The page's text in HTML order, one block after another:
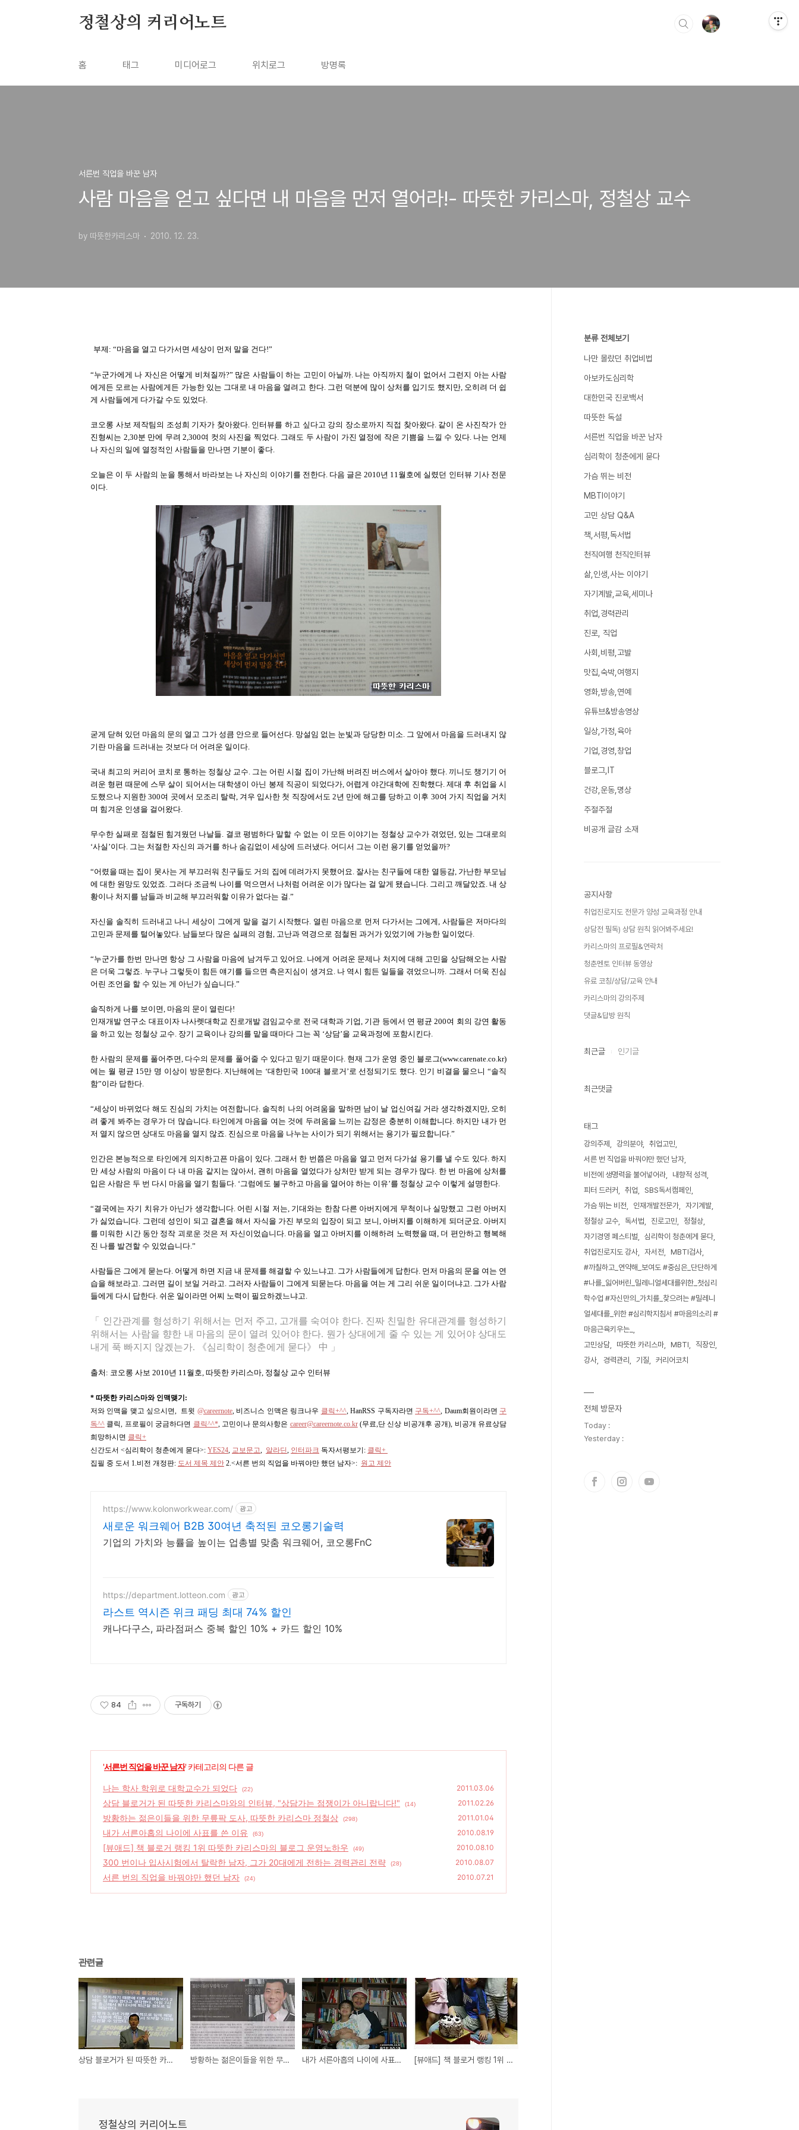
정철상의 커리어노트
홈 태그 미디어로그 위치로그 방명록
서른번 직업을 바꾼 남자
사람 마음을 얻고 싶다면 내 마음을 먼저 열어라!- 따뜻한 카리스마, 정철상 교수
by 따뜻한카리스마 2010. 12. 23.
부제: “마음을 열고 다가서면 세상이 먼저 말을 건다!”
“누군가에게 나 자신은 어떻게 비쳐질까?” 많은 사람들이 하는 고민이 아닐까. 나는 아직까지 철이 없어서 그런지 아는 사람
에게든 모르는 사람에게든 가능한 있는 그대로 내 마음을 열려고 한다. 그런 덕분에 많이 상처를 입기도 했지만, 오히려 더 쉽
게 사람들에게 다가갈 수도 있었다.
코오롱 사보 제작팀의 조성희 기자가 찾아왔다. 인터뷰를 하고 싶다고 강의 장소로까지 직접 찾아왔다. 같이 온 사진작가 안
진형씨는 2,30분 만에 무려 2,300여 컷의 사진을 찍었다. 그래도 두 사람이 가진 열정에 작은 기쁨을 느낄 수 있다. 나는 언제
나 자신의 일에 열정적인 사람들을 만나면 기분이 좋다.
오늘은 이 두 사람의 눈을 통해서 바라보는 나 자신의 이야기를 전한다. 다음 글은 2010년 11월호에 실렸던 인터뷰 기사 전문
이다.
굳게 닫혀 있던 마음의 문의 열고 그가 성큼 안으로 들어선다. 망설임 없는 눈빛과 당당한 미소. 그 앞에서 마음을 드러내지 않
기란 마음을 드러내는 것보다 더 어려운 일이다.
국내 최고의 커리어 코치로 통하는 정철상 교수. 그는 어린 시절 집이 가난해 버려진 버스에서 살아야 했다. 끼니도 챙기기 어
려운 형편 때문에 스무 살이 되어서는 대학생이 아닌 봉제 직공이 되었다가, 어렵게 야간대학에 진학했다. 제대 후 취업을 시
도했으나 지원한 300여 곳에서 모조리 탈락, 겨우 입사한 첫 직장에서도 2년 만에 해고를 당하고 이후 30여 가지 직업을 거치
며 힘겨운 인생을 걸어왔다.
무수한 실패로 점철된 힘겨웠던 나날들. 결코 평범하다 말할 수 없는 이 모든 이야기는 정철상 교수가 겪었던, 있는 그대로의
‘사실’이다. 그는 처절한 자신의 과거를 하나 숨김없이 세상에 드러냈다. 어디서 그는 이런 용기를 얻었을까?
“어렸을 때는 집이 못사는 게 부끄러워 친구들도 거의 집에 데려가지 못했어요. 잘사는 친구들에 대한 열등감, 가난한 부모님
에 대한 원망도 있었죠. 그러다 조금씩 나이를 먹으면서 나처럼 어려운 이가 많다는 걸 알게 됐습니다. 그리고 깨달았죠. 내 상
황이나 처지를 남들과 비교해 부끄러워할 이유가 없다는 걸.”
자신을 솔직히 드러내고 나니 세상이 그에게 말을 걸기 시작했다. 열린 마음으로 먼저 다가서는 그에게, 사람들은 저마다의
고민과 문제를 털어놓았다. 남들보다 많은 실패의 경험, 고난과 역경으로 점철된 과거가 있었기에 가능한 일이었다.
“누군가를 한번 만나면 항상 그 사람을 마음에 남겨두고 있어요. 나에게 어려운 문제나 처지에 대해 고민을 상담해오는 사람
은 더욱 그렇죠. 누구나 그렇듯이 힘든 얘기를 들으면 측은지심이 생겨요. 나 역시 힘든 일들을 겪었으니까. 그래서 더욱 진심
어린 조언을 할 수 있는 게 아닌가 싶습니다.”
솔직하게 나를 보이면, 마음의 문이 열린다!
인재개발 연구소 대표이자 나사렛대학교 진로개발 겸임교수로 전국 대학과 기업, 기관 등에서 연 평균 200여 회의 강연 활동
을 하고 있는 정철상 교수. 장기 교육이나 강의를 맡을 때마다 그는 꼭 ‘상담’을 교육과정에 포함시킨다.
한 사람의 문제를 풀어주면, 다수의 문제를 풀어줄 수 있다고 믿기 때문이다. 현재 그가 운영 중인 블로그(www.carenate.co.kr)
에는 월 평균 15만 명 이상이 방문한다. 지난해에는 ‘대한민국 100대 블로거’로 선정되기도 했다. 인기 비결을 물으니 “솔직
함”이라 답한다.
“세상이 바뀌었다 해도 진심의 가치는 여전합니다. 솔직히 나의 어려움을 말하면 남이 날 업신여길 거라 생각하겠지만, 오히
려 좋게 봐주는 경우가 더 많습니다. 타인에게 마음을 여는 것에 두려움을 느끼는 감정은 충분히 이해합니다. 하지만 내가 먼
저 열지 않으면 상대도 마음을 열지 않죠. 진심으로 마음을 나누는 사이가 되기 위해서는 용기가 필요합니다.”
인간은 본능적으로 타인에게 의지하고픈 마음이 있다. 그래서 한 번쯤은 마음을 열고 먼저 다가설 용기를 낼 수도 있다. 하지
만 세상 사람의 마음이 다 내 마음 같지는 않아서, 괜히 마음을 열었다가 상처만 받게 되는 경우가 많다. 한 번 마음에 상처를
입은 사람은 두 번 다시 마음을 열기 힘들다. ‘그럼에도 불구하고 마음을 열어야 하는 이유’를 정철상 교수 이렇게 설명한다.
“결국에는 자기 치유가 아닌가 생각합니다. 어린 시절 저는, 기대와는 한참 다른 아버지에게 무척이나 실망했고 그런 아버지
가 싫었습니다. 그런데 성인이 되고 결혼을 해서 자식을 가진 부모의 입장이 되고 보니, 아버지를 이해하게 되더군요. 아버지
를 미워한 시간 동안 정작 괴로운 것은 저 자신이었습니다. 마음을 열고 아버지를 이해하려 노력했을 때, 더 편안하고 행복해
진 나를 발견할 수 있었습니다.”
사람들은 그에게 묻는다. 어떻게 하면 지금 내 문제를 해결할 수 있느냐고. 그가 사람들에게 답한다. 먼저 마음의 문을 여는 연
습을 해보라고. 그러면 길이 보일 거라고. 그러자 사람들이 그에게 되묻는다. 마음을 여는 게 그리 쉬운 일이더냐고. 그가 사람
들에게 다시 답한다. 쉬운 일이라면 어찌 노력이 필요하겠느냐고.
「 인간관계를 형성하기 위해서는 먼저 주고, 고개를 숙여야 한다. 진짜 친밀한 유대관계를 형성하기
위해서는 사람을 향한 내 마음의 문이 열려 있어야 한다. 뭔가 상대에게 줄 수 있는 게 있어야 상대도
내게 푹 빠지지 않겠는가. 《심리학이 청춘에게 묻다》 中 」
출처: 코오롱 사보 2010년 11월호, 따뜻한 카리스마, 정철상 교수 인터뷰
* 따뜻한 카리스마와 인맥맺기:
저와 인맥을 맺고 싶으시면, 트윗 @careernote, 비즈니스 인맥은 링크나우 클릭+^^,HanRSS 구독자라면 구독+^^, Daum회원이라면 구
독^^ 클릭, 프로필이 궁금하다면 클릭^^*, 고민이나 문의사항은 career@careernote.co.kr(무료,단 신상 비공개후 공개), 비공개 유료상담
희망하시면 클릭+
신간도서 <심리학이 청춘에게 묻다>: YES24, 교보문고, 알라딘, 인터파크 독자서평보기: 클릭+
집필 중 도서 1.비전 개정판: 도서 제목 제안 2.<서른 번의 직업을 바꿔야만 했던 남자>: 원고 제안
https://www.kolonworkwear.com/ 광고
새로운 워크웨어 B2B 30여년 축적된 코오롱기술력
기업의 가치와 능률을 높이는 업총별 맞춤 워크웨어, 코오롱FnC
https://department.lotteon.com 광고
라스트 역시즌 위크 패딩 최대 74% 할인
캐나다구스, 파라점퍼스 중복 할인 10% + 카드 할인 10%
84 구독하기
'서른번 직업을 바꾼 남자' 카테고리의 다른 글
나는 학사 학위로 대학교수가 되었다 (22) 2011.03.06
상담 블로거가 된 따뜻한 카리스마와의 인터뷰, "상담가는 점쟁이가 아니랍니다!" (14) 2011.02.26
방황하는 젊은이들을 위한 무릎팍 도사, 따뜻한 카리스마 정철상 (298) 2011.01.04
내가 서른아홉의 나이에 사표를 쓴 이유 (63) 2010.08.19
[뷰애드] 책 블로거 랭킹 1위 따뜻한 카리스마의 블로그 운영노하우 (49) 2010.08.10
300 번이나 입사시험에서 탈락한 남자, 그가 20대에게 전하는 경력관리 전략 (28) 2010.08.07
서른 번의 직업을 바꿔야만 했던 남자 (24) 2010.07.21
관련글
상담 블로거가 된 따뜻한 카리스마와의 인터뷰, "상담가는 점쟁이가 아니랍니다!" 방황하는 젊은이들을 위한 무릎팍 도사, 따뜻한 카리스마 정철상 내가 서른아홉의 나이에 사표를 쓴 이유 [뷰애드] 책 블로거 랭킹 1위 따뜻한 카리스마의 블로그 운영노하우
정철상의 커리어노트
분류 전체보기
나만 몰랐던 취업비법
아보카도심리학
대한민국 진로백서
따뜻한 독설
서른번 직업을 바꾼 남자
심리학이 청춘에게 묻다
가슴 뛰는 비전
MBTI이야기
고민 상담 Q&A
책,서평,독서법
천직여행 천직인터뷰
삶,인생,사는 이야기
자기계발,교육,세미나
취업,경력관리
진로, 직업
사회,비평,고발
맛집,숙박,여행지
영화,방송,연예
유튜브&방송영상
일상,가정,육아
기업,경영,창업
블로그,IT
건강,운동,명상
주절주절
비공개 글감 소재
공지사항
취업진로지도 전문가 양성 교육과정 안내
상담전 필독) 상담 원칙 읽어봐주세요!
카리스마의 프로필&연락처
청춘멘토 인터뷰 동영상
유료 코칭/상담/교육 안내
카리스마의 강의주제
댓글&답방 원칙
최근글 인기글
최근댓글
태그
강의주제 강의분야
취업고민
서른 번 직업을 바꿔야만 했던 남자
비전에 생명력을 불어넣어라
내향적 성격
피터 드러커
취업
SBS독서캠페인
가슴 뛰는 비전
인재개발전문가
자기계발
정철상 교수
독서법 진로고민
정철상
자기경영 페스티벌
심리학이 청춘에게 묻다
취업진로지도 강사
자서전
MBTI검사
#까칠하고_연약해_보여도 #중심은_단단하게
#나를_잃어버린_밀레니얼세대를위한_첫심리
학수업 #자신만의_가치를_찾으려는 #밀레니
얼세대를_위한 #심리학지침서 #마음의소리 #
마음근육키우는_
고민상담
따뜻한 카리스마 MBTI
직장인
강사
경력관리 기질 커리어코치
전체 방문자
Today :
Yesterday :